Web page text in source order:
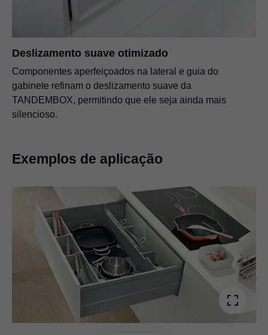
Deslizamento suave otimizado
Componentes aperfeiçoados na lateral e guia do
gabinete refinam o deslizamento suave da
TANDEMBOX, permitindo que ele seja ainda mais
silencioso.
Exemplos de aplicação